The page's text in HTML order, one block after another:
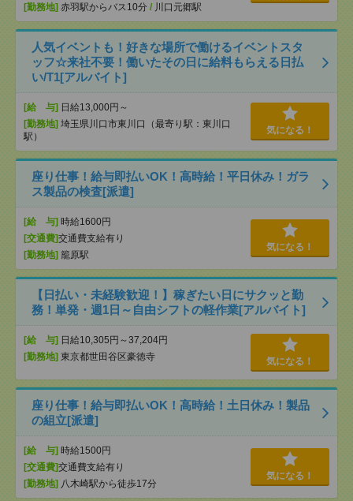
[勤務地] 赤羽駅からバス10分 / 川口元郷駅
人気イベントも！好きな場所で働けるイベントスタ
ッフ☆来社不要！働いたその日に給料もらえる日払
い/T1[アルバイト]
[給 与] 日給13,000円～
[勤務地] 埼玉県川口市東川口（最寄り駅：東川口
駅）
気になる！
座り仕事！給与即払いOK！高時給！平日休み！ガラ
ス製品の検査[派遣]
[給 与] 時給1600円
[交通費]交通費支給有り
[勤務地] 籠原駅
気になる！
【日払い・未経験歓迎！】稼ぎたい日にサクッと勤
務！単発・週1日～自由シフトの軽作業[アルバイト]
[給 与] 日給10,305円～37,204円
[勤務地] 東京都世田谷区豪徳寺 気になる！
座り仕事！給与即払いOK！高時給！土日休み！製品
の組立[派遣]
[給 与] 時給1500円
[交通費]交通費支給有り
[勤務地] 八木崎駅から徒歩17分
気になる！